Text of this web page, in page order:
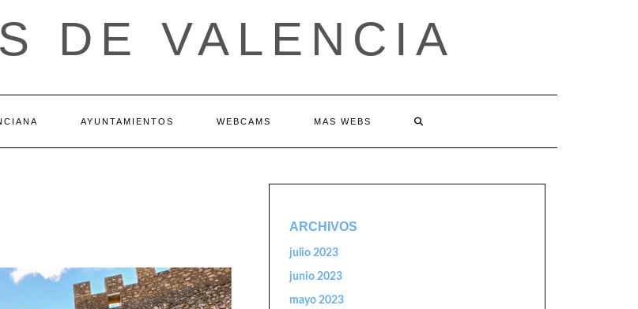
DE VALENCIA
AYUNTAMIENTOS WEBCAMS MAS WEBS
ARCHIVOS
julio 2023
junio 2023
mayo 2023